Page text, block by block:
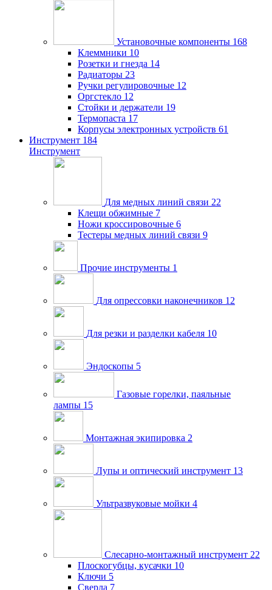
Установочные компоненты 168
Клеммники 10
Розетки и гнезда 14
Радиаторы 23
Ручки регулировочные 12
Оргстекло 12
Стойки и держатели 19
Термопаста 17
Корпусы электронных устройств 61
Инструмент 184
Инструмент
Для медных линий связи 22
Клещи обжимные 7
Ножи кроссировочные 6
Тестеры медных линий связи 9
Прочие инструменты 1
Для опрессовки наконечников 12
Для резки и разделки кабеля 10
Эндоскопы 5
Газовые горелки, паяльные
лампы 15
Монтажная экипировка 2
Лупы и оптический инструмент 13
Ультразвуковые мойки 4
Слесарно-монтажный инструмент 22
Плоскогубцы, кусачки 10
Ключи 5
Сверла 7